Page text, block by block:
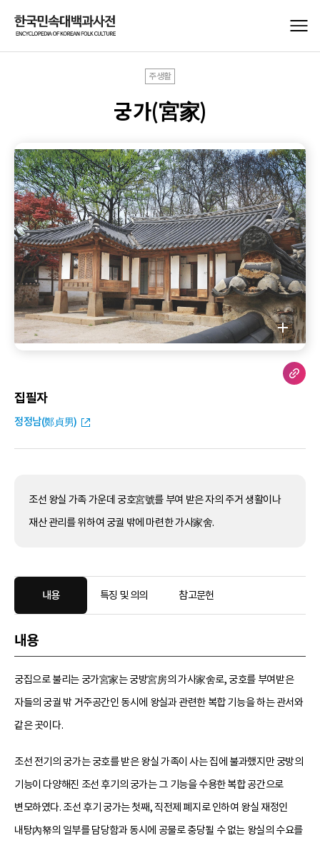
주생활
궁가(宮家)
집필자
정정남(鄭貞男)
조선 왕실 가족 가운데 궁호宮號를 부여 받은 자의 주거 생활이나
재산 관리를 위하여 궁궐 밖에 마련한 가사家舍.
내용 특징 및 의의 참고문헌
내용
궁집으로 불리는 궁가宮家는 궁방宮房의 가사家舍로, 궁호를 부여받은
자들의 궁궐 밖 거주공간인 동시에 왕실과 관련한 복합 기능을 하는 관서와
같은 곳이다.
조선 전기의 궁가는 궁호를 받은 왕실 가족이 사는 집에 불과했지만 궁방의
기능이 다양해진 조선 후기의 궁가는 그 기능을 수용한 복합 공간으로
변모하였다. 조선 후기 궁가는 첫째, 직전제 폐지로 인하여 왕실 재정인
내탕內帑의 일부를 담당함과 동시에 공물로 충당될 수 없는 왕실의 수요를